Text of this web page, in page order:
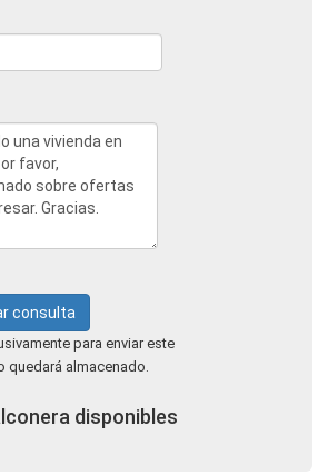
consulta
para enviar este
quedará almacenado.
disponibles